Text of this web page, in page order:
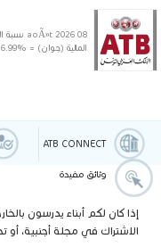
08 aoÃ»t 2026
نسبة
المالية (جوان) = %6.99
ATB CONNECT
وثائق مفيدة
إذا كان لكم أبناء يدرسون
الاشتراك في مجلة أجنبية، أو